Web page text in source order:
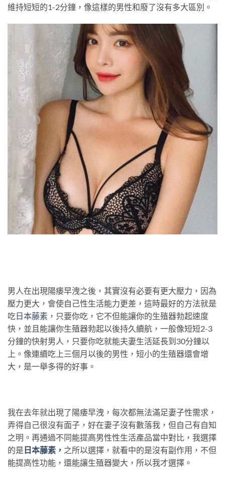
維持短短的1-2分鐘，像這樣的男性和廢了沒有多大區別。
男人在出現陽痿早洩之後，其實沒有必要有更大壓力，因為
壓力更大，會使自己性生活能力更差，這時最好的方法就是
吃日本藤素 ，只要你吃，它不但能讓你的生殖器勃起速度
快，並且能讓你生殖器勃起以後持久續航，一般像短短2-3
分鐘的快射男人，只要你吃就能夫妻生活延長到30分鐘以
上。像連續吃上三個月以後的男性，短小的生殖器還會增
大，是一舉多得的好事。
我在去年就出現了陽痿早洩，每次都無法滿足妻子性需求，
弄得自己很沒有面子，好在妻子沒有數落我，但自己有自知
之明。再通過不同能提高男性性生活產品當中對比，我選擇
的是 日本藤素 ， 之所以選擇，就看中的是沒有副作用，不但
能提高性功能，還能讓生殖器變大，所以我才選擇。